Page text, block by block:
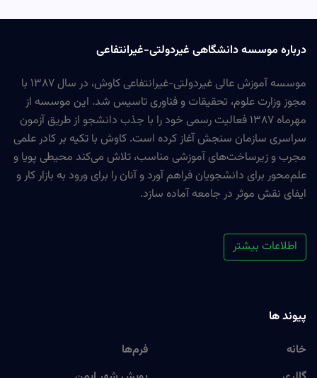
درباره موسسه دانشگاهی غیردولتی-غیرانتفاعی
موسسه آموزش عالی غیردولتی-غیرانتفاعی کاوش، در سال ۱۳۸۷ با
مجوز وزارت علوم، تحقیقات و فناوری تاسیس شد. این موسسه از
مهرماه ۱۳۸۷ فعالیت رسمی خود را با جذب دانشجو از طریق آزمون
سراسری سازمان سنجش آغاز کرده است. کاوش با تکیه بر کادر علمی
مجرب و زیرساخت‌های آموزشی مناسب، تلاش می‌کند محیطی پویا و
علم‌محور برای دانشجویان فراهم آورد و آنان را برای ورود به بازار کار و
ایفای نقش موثر در جامعه آماده سازد.
اطلاعات بیشتر
پیوند ها
خانه
فرم‌ها